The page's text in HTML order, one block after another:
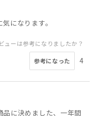
になります。
ューは参考になりましたか？
参考になった 4
に決めました、一年間